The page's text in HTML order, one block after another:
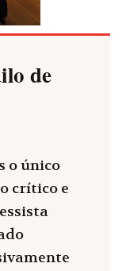
de
o único
crítico e